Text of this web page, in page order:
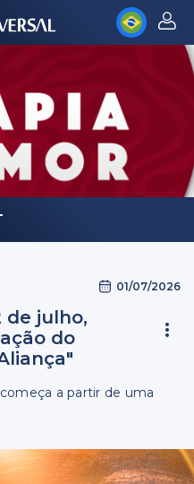
01/07/2026
de julho,
do
a partir de uma